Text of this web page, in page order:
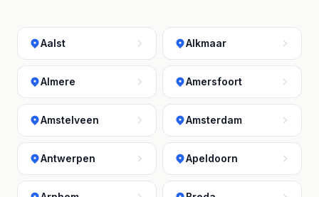
Aalst Alkmaar
Almere Amersfoort
Amstelveen Amsterdam
Antwerpen Apeldoorn